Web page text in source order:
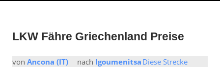
LKW Fähre Griechenland Preise
von Ancona (IT) nach Igoumenitsa Diese Strecke